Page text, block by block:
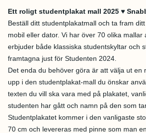
Ett roligt studentplakat mall 2025 ♥
Beställ ditt studentplakatmall och ta fram
mobil eller dator. Vi har över 70 olika mallar
erbjuder både klassiska studentskyltar och
framtagna just för Studenten 2024.
Det enda du behöver göra är att välja ut en
upp i den studentplakat-mall du önskar
texten du vill ska vara med på plakatet,
studenten har gått och namn på den som
Studentplakatet kommer i den vanligaste
70 cm och levereras med pinne som man